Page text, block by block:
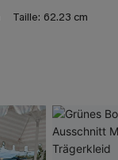
Taille: 62.23 cm